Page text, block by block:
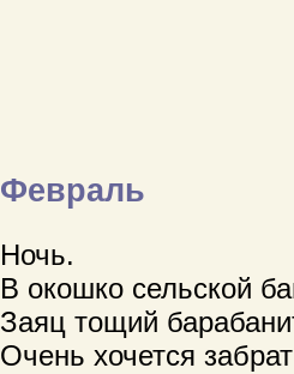
Февраль
Ночь.
В окошко сельской
Заяц тощий
Очень хочется